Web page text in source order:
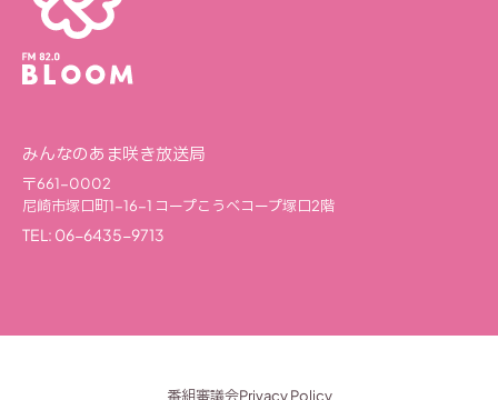
みんなのあま咲き放送局
〒661-0002
尼崎市塚口町1-16-1 コープこうべコープ塚口2階
TEL: 06-6435-9713
番組審議会Privacy Policy